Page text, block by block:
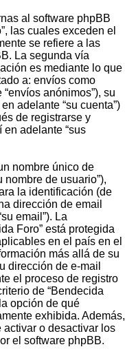
al software phpBB
las cuales exceden el
se refiere a las
La segunda vía
es mediante lo que
a: envíos como
anónimos”), su
adelante “su cuenta”)
de registrarse y
adelante “sus
nombre único de
de usuario”),
la identificación (de
dirección de email
email”). La
Foro” está protegida
en el país en el
más allá de su
dirección de e-mail
el proceso de registro
de “Bendecida
opción de qué
exhibida. Además,
o desactivar los
el software phpBB.